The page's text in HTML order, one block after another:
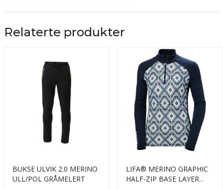
Relaterte produkter
BUKSE ULVIK 2.0 MERINO
ULL/POL GRÅMELERT
LIFA® MERINO GRAPHIC
HALF-ZIP BASE LAYER